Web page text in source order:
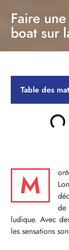
Faire
boat sur
Table des
M
ludique. Avec
les sensations